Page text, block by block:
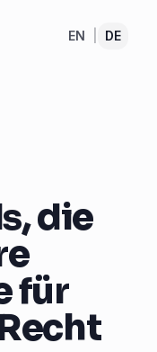
EN DE
die
für